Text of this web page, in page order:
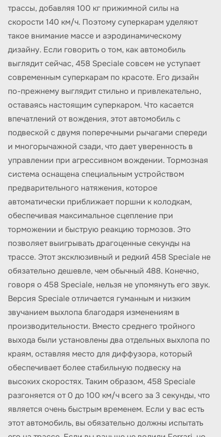
трассы, добавляя 100 кг прижимной силы на
скорости 140 км/ч. Поэтому суперкарам уделяют
такое внимание массе и аэродинамическому
дизайну. Если говорить о том, как автомобиль
выглядит сейчас, 458 Speciale совсем не уступает
современным суперкарам по красоте. Его дизайн
по-прежнему выглядит стильно и привлекательно,
оставаясь настоящим суперкаром. Что касается
впечатлений от вождения, этот автомобиль с
подвеской с двумя поперечными рычагами спереди
и многорычажной сзади, что дает уверенность в
управлении при агрессивном вождении. Тормозная
система оснащена специальным устройством
предварительного натяжения, которое
автоматически приближает поршни к колодкам,
обеспечивая максимальное сцепление при
торможении и быструю реакцию тормозов. Это
позволяет выигрывать драгоценные секунды на
трассе. Этот эксклюзивный и редкий 458 Speciale не
обязательно дешевле, чем обычный 488. Конечно,
говоря о 458 Speciale, нельзя не упомянуть его звук.
Версия Speciale отличается гуманным и низким
звучанием выхлопа благодаря изменениям в
производительности. Вместо среднего тройного
выхода были установлены два отдельных выхлопа по
краям, оставляя место для диффузора, который
обеспечивает более стабильную подвеску на
высоких скоростях. Таким образом, 458 Speciale
разгоняется от 0 до 100 км/ч всего за 3 секунды, что
является очень быстрым временем. Если у вас есть
этот автомобиль, вы обязательно должны испытать